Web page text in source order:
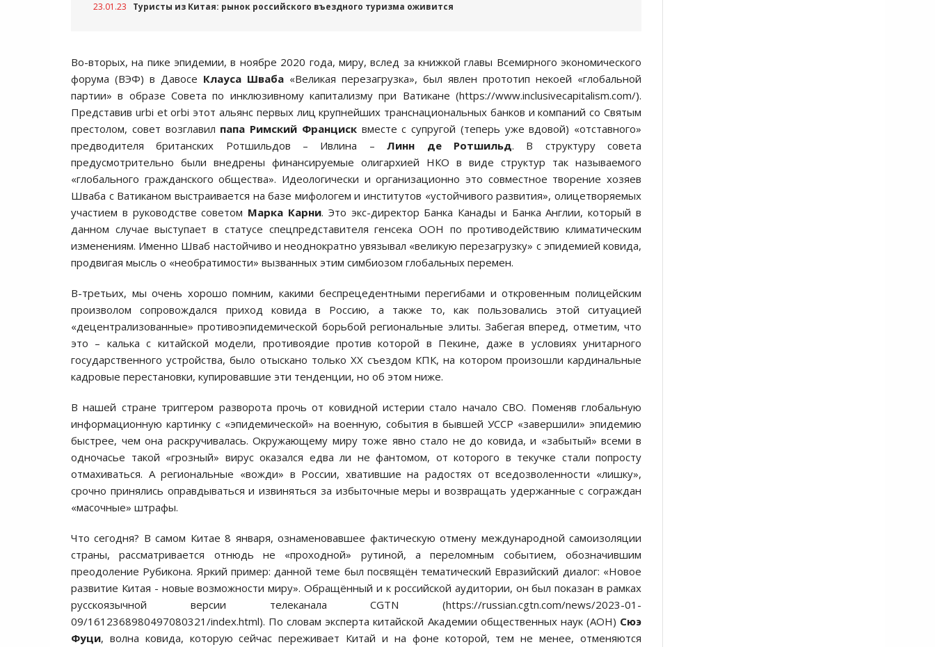
23.01.23
Туристы из Китая: рынок российского въездного туризма оживится
Во-вторых, на пике эпидемии, в ноябре 2020 года, миру, вслед за книжкой главы Всемирного экономического
форума (ВЭФ) в Давосе Клауса Шваба «Великая перезагрузка», был явлен прототип некоей «глобальной
партии» в образе Совета по инклюзивному капитализму при Ватикане (https://www.inclusivecapitalism.com/).
Представив urbi et orbi этот альянс первых лиц крупнейших транснациональных банков и компаний со Святым
престолом, совет возглавил папа Римский Францисквместе с супругой (теперь уже вдовой) «отставного»
предводителя британских Ротшильдов – Ивлина –Линн де Ротшильд. В структуру совета
предусмотрительно были внедрены финансируемые олигархией НКО в виде структур так называемого
«глобального гражданского общества». Идеологически и организационно это совместное творение хозяев
Шваба с Ватиканом выстраивается на базе мифологем и институтов «устойчивого развития», олицетворяемых
участием в руководстве советом Марка Карни. Это экс-директор Банка Канады и Банка Англии, который в
данном случае выступает в статусе спецпредставителя генсека ООН по противодействию климатическим
изменениям. Именно Шваб настойчиво и неоднократно увязывал «великую перезагрузку» с эпидемией ковида,
продвигая мысль о «необратимости» вызванных этим симбиозом глобальных перемен.
В-третьих, мы очень хорошо помним, какими беспрецедентными перегибами и откровенным полицейским
произволом сопровождался приход ковида в Россию, а также то, как пользовались этой ситуацией
«децентрализованные» противоэпидемической борьбой региональные элиты. Забегая вперед, отметим, что
это – калька с китайской модели, противоядие против которой в Пекине, даже в условиях унитарного
государственного устройства, было отыскано только XX съездом КПК, на котором произошли кардинальные
кадровые перестановки, купировавшие эти тенденции, но об этом ниже.
В нашей стране триггером разворота прочь от ковидной истерии стало начало СВО. Поменяв глобальную
информационную картинку с «эпидемической» на военную, события в бывшей УССР «завершили» эпидемию
быстрее, чем она раскручивалась. Окружающему миру тоже явно стало не до ковида, и «забытый» всеми в
одночасье такой «грозный» вирус оказался едва ли не фантомом, от которого в текучке стали попросту
отмахиваться. А региональные «вожди» в России, хватившие на радостях от вседозволенности «лишку»,
срочно принялись оправдываться и извиняться за избыточные меры и возвращать удержанные с сограждан
«масочные» штрафы.
Что сегодня? В самом Китае 8 января, ознаменовавшее фактическую отмену международной самоизоляции
страны, рассматривается отнюдь не «проходной» рутиной, а переломным событием, обозначившим
преодоление Рубикона. Яркий пример: данной теме был посвящён тематический Евразийский диалог: «Новое
развитие Китая - новые возможности миру». Обращённый и к российской аудитории, он был показан в рамках
русскоязычной версии телеканала CGTN (https://russian.cgtn.com/news/2023-01-
09/1612368980497080321/index.html). По словам эксперта китайской Академии общественных наук (АОН) Сюэ
Фуци, волна ковида, которую сейчас переживает Китай и на фоне которой, тем не менее, отменяются